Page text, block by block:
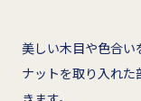
美しい木目や色合
ナットを取り入れ